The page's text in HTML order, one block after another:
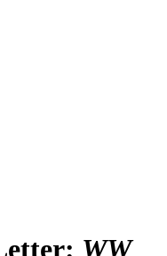
WW